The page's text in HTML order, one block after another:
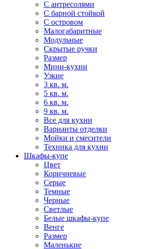
С антресолями
С барной стойкой
С островом
Малогабаритные
Модульные
Скрытые ручки
Размер
Мини-кухни
Узкие
3 кв. м.
5 кв. м.
6 кв. м.
9 кв. м.
Все для кухни
Варианты отделки
Мойки и смесители
Техника для кухни
Шкафы-купе
Цвет
Коричневые
Серые
Темные
Черные
Светлые
Белые шкафы-купе
Венге
Размер
Маленькие